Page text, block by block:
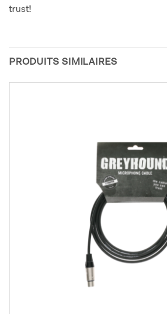
trust!
PRODUITS SIMILAIRES